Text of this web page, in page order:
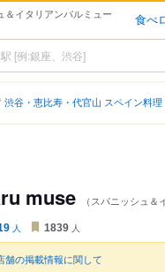
＆イタリアンバルミュー
食べ
渋谷・恵比寿・代官山 スペイン料理
muse （スパニッシュ＆
人 1839 人
舗の掲載情報に関して